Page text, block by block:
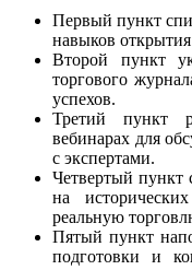
Первый пункт
навыков
Второй пункт
торгового
успехов.
Третий пункт
вебинарах для
с экспертами.
Четвертый пункт
на
реальную
Пятый пункт
подготовки и